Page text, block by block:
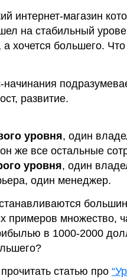
интернет-магазин
на стабильный
а хочется большего.
развитие.
уровня, один
же все остальные
уровня, один
один менеджер.
примеров множество,
в 1000-2000
статью про